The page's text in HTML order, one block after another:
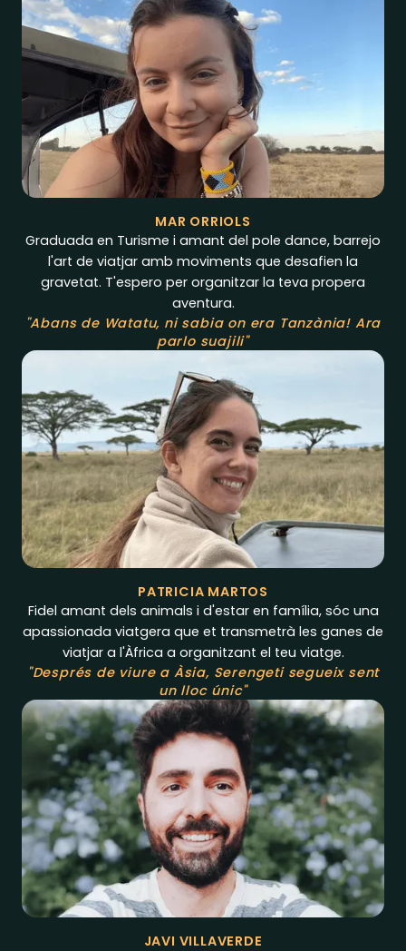
MAR ORRIOLS
Graduada en Turisme i amant del pole dance, barrejo
l'art de viatjar amb moviments que desafien la
gravetat. T'espero per organitzar la teva propera
aventura.
"Abans de Watatu, ni sabia on era Tanzània! Ara
parlo suajili"
PATRICIA MARTOS
Fidel amant dels animals i d'estar en família, sóc una
apassionada viatgera que et transmetrà les ganes de
viatjar a l'Àfrica a organitzant el teu viatge.
"Després de viure a Àsia, Serengeti segueix sent
un lloc únic"
JAVI VILLAVERDE